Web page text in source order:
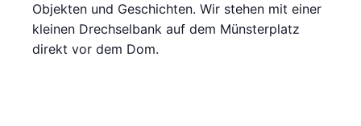
Objekten und Geschichten. Wir stehen mit einer
kleinen Drechselbank auf dem Münsterplatz
direkt vor dem Dom.